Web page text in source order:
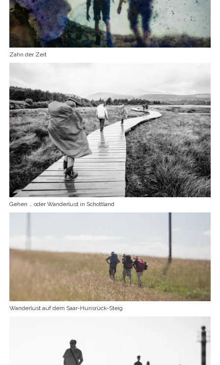
Zahn der Zeit
Gehen … oder Wanderlust in Schottland
Wanderlust auf dem Saar-Hunsrück-Steig